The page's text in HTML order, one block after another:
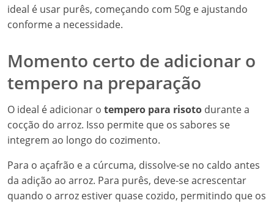
ideal é usar purês, começando com 50g e ajustando
conforme a necessidade.
Momento certo de adicionar o
tempero na preparação
O ideal é adicionar o tempero para risoto durante a
cocção do arroz. Isso permite que os sabores se
integrem ao longo do cozimento.
Para o açafrão e a cúrcuma, dissolve-se no caldo antes
da adição ao arroz. Para purês, deve-se acrescentar
quando o arroz estiver quase cozido, permitindo que os